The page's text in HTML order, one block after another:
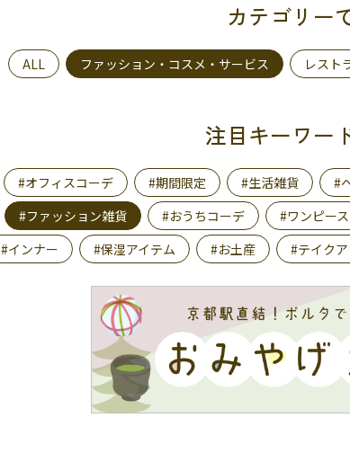
カテゴリー
ALL ファッション・コスメ・サービス レスト
注目キーワー
#オフィスコーデ #期間限定 #生活雑貨 #
#ファッション雑貨 #おうちコーデ #ワンピース
#インナー
#保湿アイテム #お土産 #テイク